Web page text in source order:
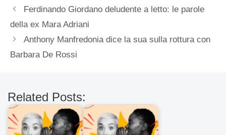
Ferdinando Giordano deludente a letto: le parole
della ex Mara Adriani
Anthony Manfredonia dice la sua sulla rottura con
Barbara De Rossi
Related Posts: